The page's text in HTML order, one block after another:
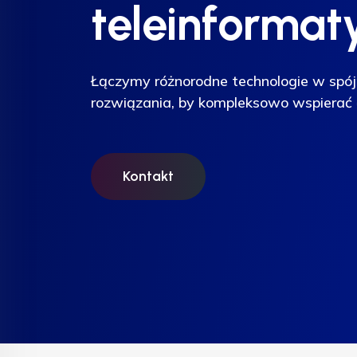
Łączymy różnorodne technologie w
rozwiązania, by kompleksowo
Kontakt
Łączymy różnorodne technologie w
rozwiązania, by kompleksowo
Kontakt
Łączymy różnorodne technologie w
rozwiązania, by kompleksowo
Kontakt